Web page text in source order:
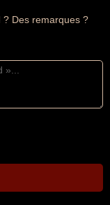
? Des remarques ?